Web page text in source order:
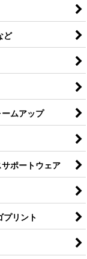
ど
ムアップ
ポートウェア
プリント